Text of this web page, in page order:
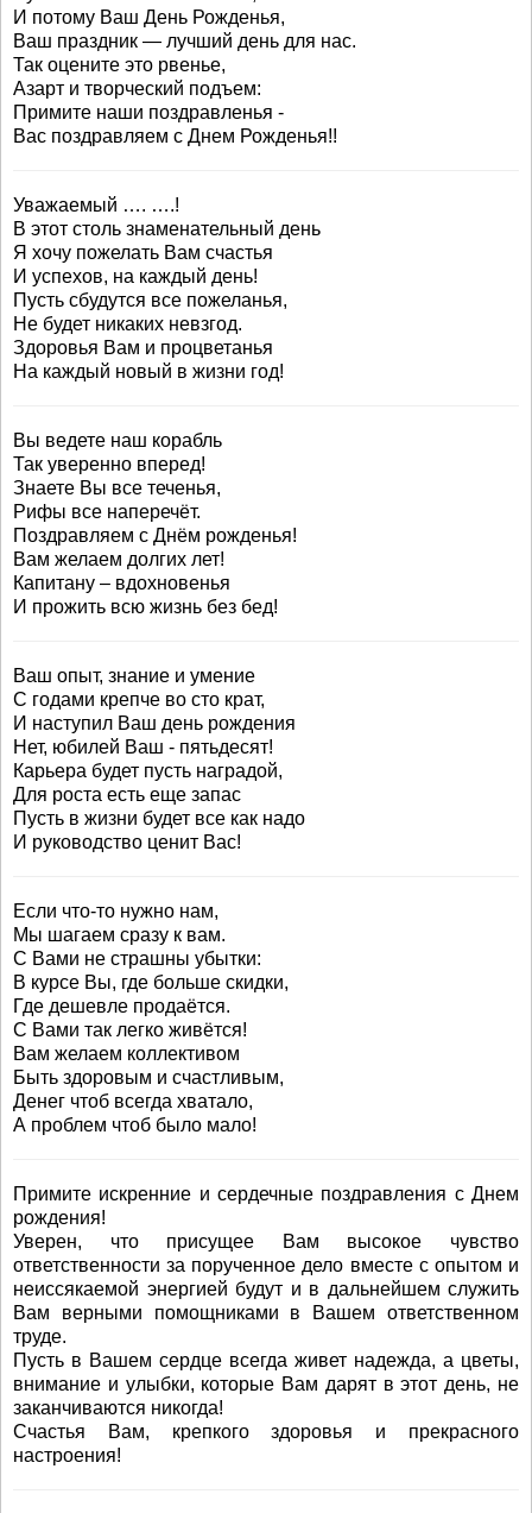
И потому Ваш День Рожденья,
Ваш праздник — лучший день для нас.
Так оцените это рвенье,
Азарт и творческий подъем:
Примите наши поздравленья -
Вас поздравляем с Днем Рожденья!!
Уважаемый …. ….!
В этот столь знаменательный день
Я хочу пожелать Вам счастья
И успехов, на каждый день!
Пусть сбудутся все пожеланья,
Не будет никаких невзгод.
Здоровья Вам и процветанья
На каждый новый в жизни год!
Вы ведете наш корабль
Так уверенно вперед!
Знаете Вы все теченья,
Рифы все наперечёт.
Поздравляем с Днём рожденья!
Вам желаем долгих лет!
Капитану – вдохновенья
И прожить всю жизнь без бед!
Ваш опыт, знание и умение
С годами крепче во сто крат,
И наступил Ваш день рождения
Нет, юбилей Ваш - пятьдесят!
Карьера будет пусть наградой,
Для роста есть еще запас
Пусть в жизни будет все как надо
И руководство ценит Вас!
Если что-то нужно нам,
Мы шагаем сразу к вам.
С Вами не страшны убытки:
В курсе Вы, где больше скидки,
Где дешевле продаётся.
С Вами так легко живётся!
Вам желаем коллективом
Быть здоровым и счастливым,
Денег чтоб всегда хватало,
А проблем чтоб было мало!
Примите искренние и сердечные поздравления с Днем
рождения!
Уверен, что присущее Вам высокое чувство
ответственности за порученное дело вместе с опытом и
неиссякаемой энергией будут и в дальнейшем служить
Вам верными помощниками в Вашем ответственном
труде.
Пусть в Вашем сердце всегда живет надежда, а цветы,
внимание и улыбки, которые Вам дарят в этот день, не
заканчиваются никогда!
Счастья Вам, крепкого здоровья и прекрасного
настроения!